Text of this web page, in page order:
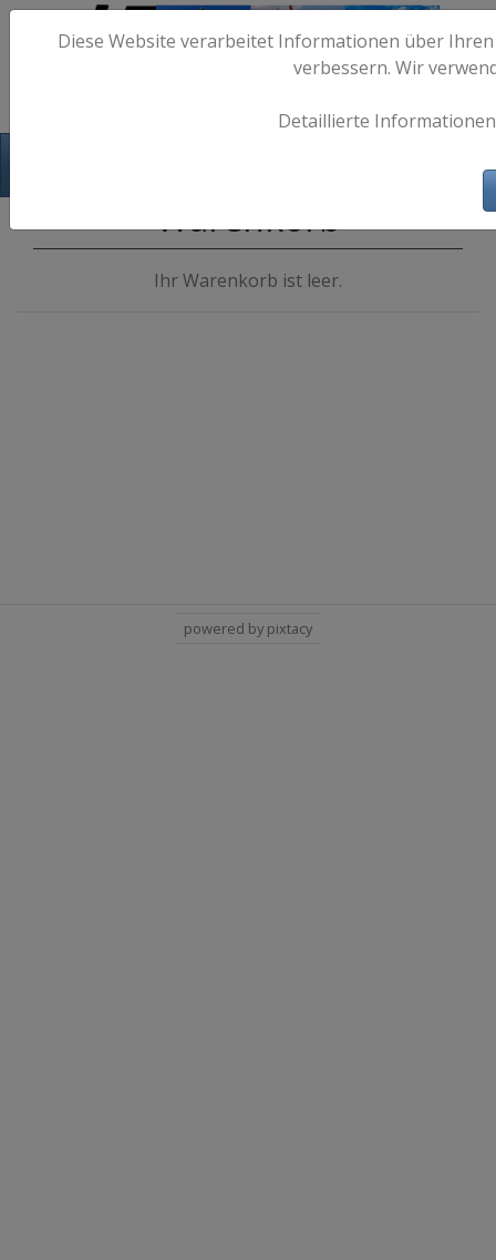
Warenkorb
Ihr Warenkorb ist leer.
Diese Website verarbeitet Informationen über
verbessern. Wir
Detaillierte
powered by pixtacy